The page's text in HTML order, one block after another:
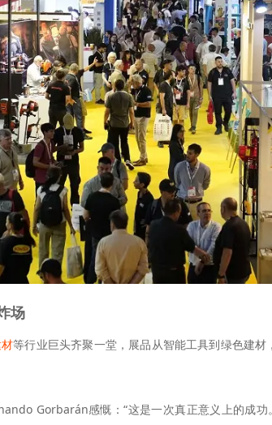
场
等行业巨头齐聚一堂，展品从智能工具到绿色建
Gorbarán感慨：“这是一次真正意义上的成